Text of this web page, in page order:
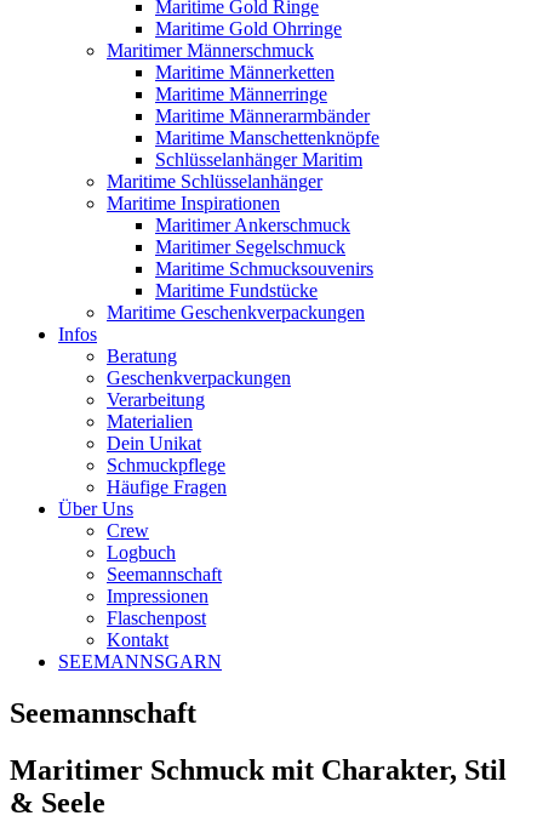
Maritime Gold Ringe
Maritime Gold Ohrringe
Maritimer Männerschmuck
Maritime Männerketten
Maritime Männerringe
Maritime Männerarmbänder
Maritime Manschettenknöpfe
Schlüsselanhänger Maritim
Maritime Schlüsselanhänger
Maritime Inspirationen
Maritimer Ankerschmuck
Maritimer Segelschmuck
Maritime Schmucksouvenirs
Maritime Fundstücke
Maritime Geschenkverpackungen
Infos
Beratung
Geschenkverpackungen
Verarbeitung
Materialien
Dein Unikat
Schmuckpflege
Häufige Fragen
Über Uns
Crew
Logbuch
Seemannschaft
Impressionen
Flaschenpost
Kontakt
SEEMANNSGARN
Seemannschaft
Maritimer Schmuck mit Charakter, Stil
& Seele